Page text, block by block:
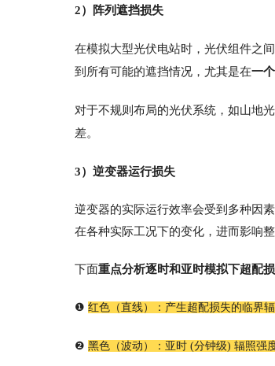
2）阵列遮挡损失
在模拟大型光伏电站时，光伏组件之
到所有可能的遮挡情况，尤其是在一
对于不规则布局的光伏系统，如山地
差。
3）逆变器运行损失
逆变器的实际运行效率会受到多种因
在各种实际工况下的变化，进而影响
下面重点分析逐时和亚时模拟下超配
❶ 红色（直线）：产生超配损失的临界
❷ 黑色（波动）：亚时 (分钟级) 辐照强